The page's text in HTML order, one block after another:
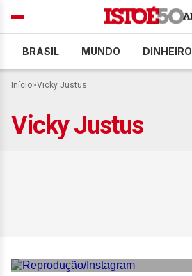
BRASIL MUNDO DINHEIRO
Início>Vicky Justus
Vicky Justus